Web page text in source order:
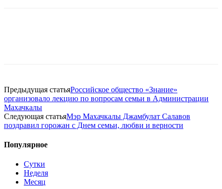
Предыдущая статьяРоссийское общество «Знание»
организовало лекцию по вопросам семьи в Администрации
Махачкалы
Следующая статьяМэр Махачкалы Джамбулат Салавов
поздравил горожан с Днем семьи, любви и верности
Популярное
Сутки
Неделя
Месяц